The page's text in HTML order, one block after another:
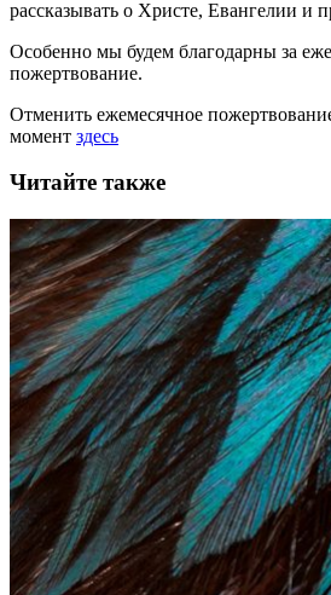
рассказывать о Христе, Евангелии и
Особенно мы будем благодарны за
пожертвование.
Отменить ежемесячное
момент здесь
Читайте также